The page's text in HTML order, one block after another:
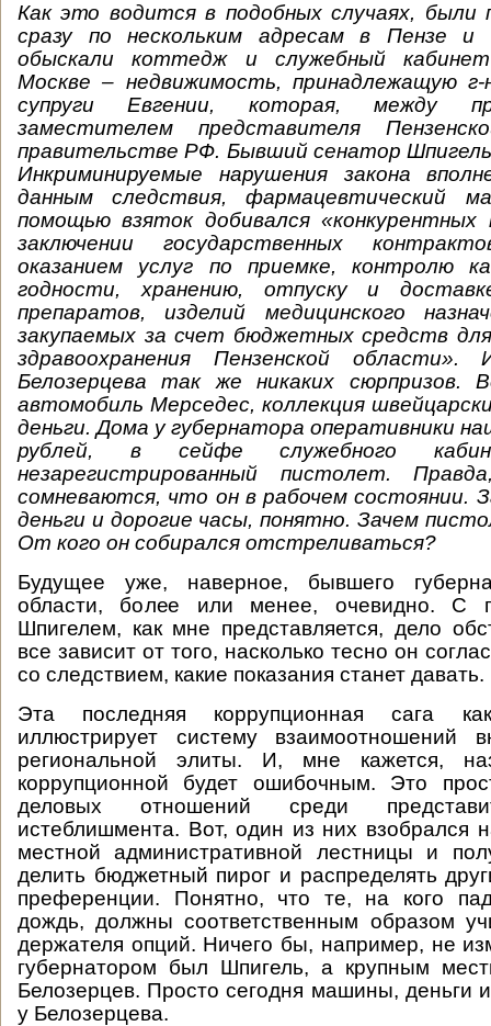
Как это водится в подобных случаях, были
сразу по нескольким адресам в Пензе
обыскали коттедж и служебный
Москве – недвижимость, принадлежащую
супруги Евгении, которая, между
заместителем представителя
правительстве РФ. Бывший сенатор
Инкриминируемые нарушения закона
данным следствия, фармацевтический
помощью взяток добивался
заключении государственных
оказанием услуг по приемке, контролю
годности, хранению, отпуску и
препаратов, изделий медицинского
закупаемых за счет бюджетных средств
здравоохранения Пензенской
Белозерцева так же никаких сюрпризов.
автомобиль Мерседес, коллекция
деньги. Дома у губернатора оперативники
рублей, в сейфе служебного
незарегистрированный пистолет.
сомневаются, что он в рабочем состоянии.
деньги и дорогие часы, понятно. Зачем
От кого он собирался отстреливаться?
Будущее уже, наверное, бывшего
области, более или менее, очевидно. С
Шпигелем, как мне представляется, дело
все зависит от того, насколько тесно он
со следствием, какие показания станет давать.
Эта последняя коррупционная сага
иллюстрирует систему взаимоотношений
региональной элиты. И, мне кажется,
коррупционной будет ошибочным. Это
деловых отношений среди
истеблишмента. Вот, один из них взобрался
местной административной лестницы и
делить бюджетный пирог и распределять
преференции. Понятно, что те, на кого
дождь, должны соответственным образом
держателя опций. Ничего бы, например, не
губернатором был Шпигель, а крупным
Белозерцев. Просто сегодня машины, деньги
у Белозерцева.